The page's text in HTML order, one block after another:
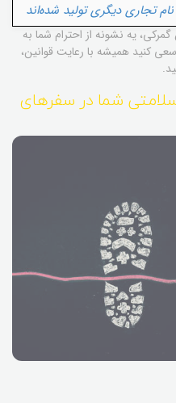
نام تجاری دیگری تولید شده‌اند
یه نشونه از احترام شما به
کنید همیشه با رعایت قوانین،
شما در سفرهای